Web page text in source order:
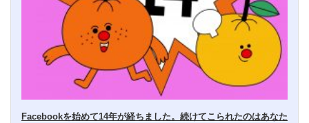
Facebookを始めて14年が経ちました。続けてこられたのはあなた